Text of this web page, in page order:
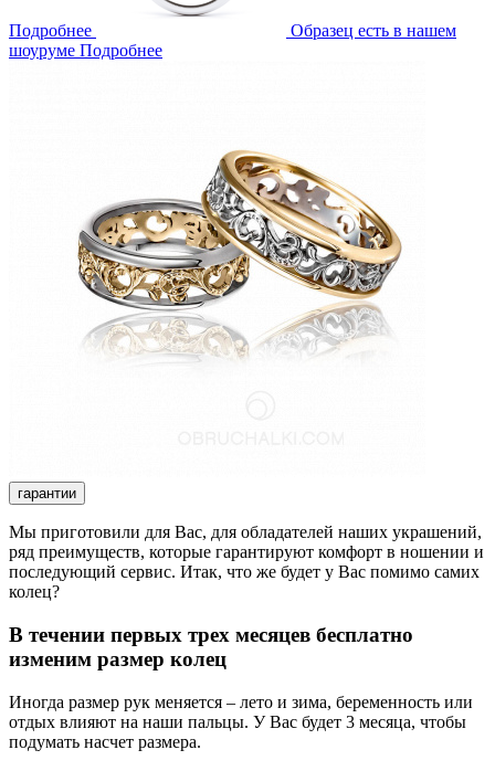
Подробнее
Образец есть в нашем
шоуруме Подробнее
гарантии
Мы приготовили для Вас, для обладателей наших украшений,
ряд преимуществ, которые гарантируют комфорт в ношении и
последующий сервис. Итак, что же будет у Вас помимо самих
колец?
В течении первых трех месяцев бесплатно
изменим размер колец
Иногда размер рук меняется – лето и зима, беременность или
отдых влияют на наши пальцы. У Вас будет 3 месяца, чтобы
подумать насчет размера.